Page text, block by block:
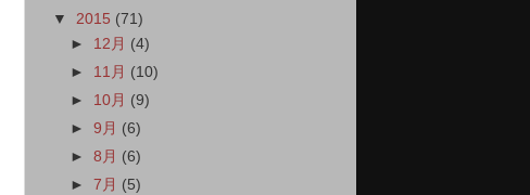
▼ 2015 (71)
► 12月 (4)
► 11月 (10)
► 10月 (9)
►9月 (6)
►8月 (6)
►7月 (5)